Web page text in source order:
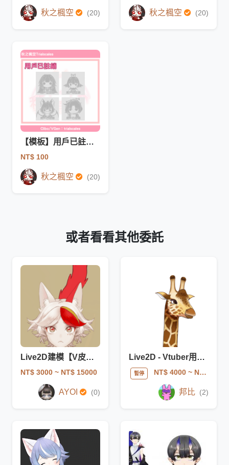
秋之楓空 (20) 秋之楓空 (20)
【模板】用戶已註銷(非商用)
NT$ 100
秋之楓空 (20)
或者看看其他委託
Live2D建模【V皮】【動態圖片】
NT$ 3000 ~ NT$ 15000
AYOI (0)
Live2D - Vtuber用一條龍建模
暫停 NT$ 4000~ NT$ 25000
邦比 (2)